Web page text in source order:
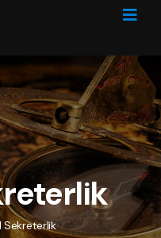
Sekreterlik